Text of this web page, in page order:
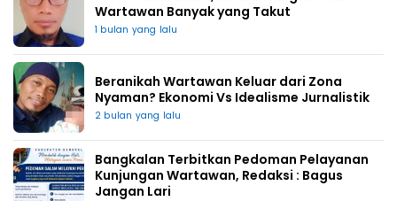
Wartawan Banyak yang Takut
1 bulan yang lalu
Beranikah Wartawan Keluar dari Zona
Nyaman? Ekonomi Vs Idealisme Jurnalistik
2 bulan yang lalu
Bangkalan Terbitkan Pedoman Pelayanan
Kunjungan Wartawan, Redaksi : Bagus
Jangan Lari